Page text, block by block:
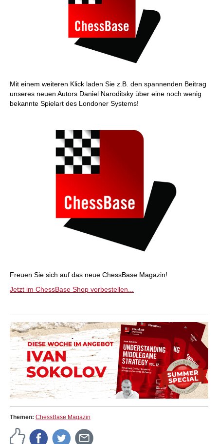
Mit einem weiteren Klick laden Sie z.B. den spannenden Beitrag
unseres neuen Autors Daniel Naroditsky über eine noch wenig
bekannte Spielart des Londoner Systems!
Freuen Sie sich auf das neue ChessBase Magazin!
Jetzt im ChessBase Shop vorbestellen...
Themen: ChessBase Magazin